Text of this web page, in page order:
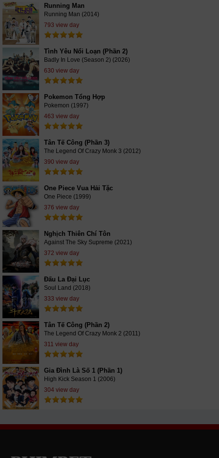
Running Man
Running Man (2014)
793 view day
Tình Yêu Nổi Loạn (Phần 2)
Badly In Love (Season 2) (2026)
630 view day
Pokemon Tổng Hợp
Pokemon (1997)
463 view day
Tân Tế Công (Phần 3)
The Legend Of Crazy Monk 3 (2012)
390 view day
One Piece Vua Hải Tặc
One Piece (1999)
376 view day
Nghịch Thiên Chí Tôn
Against The Sky Supreme (2021)
372 view day
Đấu La Đại Lục
Soul Land (2018)
333 view day
Tân Tế Công (Phần 2)
The Legend Of Crazy Monk 2 (2011)
311 view day
Gia Đình Là Số 1 (Phần 1)
High Kick Season 1 (2006)
304 view day